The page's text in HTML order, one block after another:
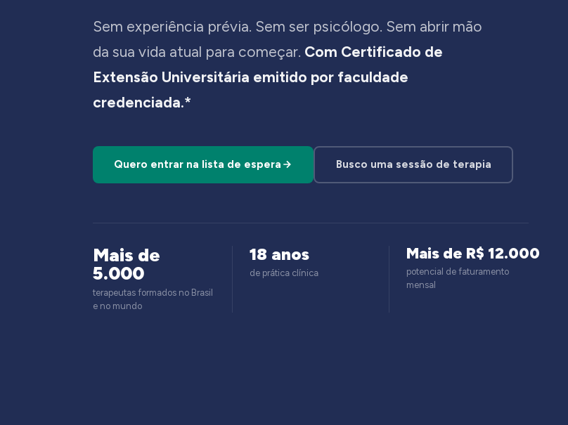
Sem experiência prévia. Sem ser psicólogo. Sem abrir mão
da sua vida atual para começar. Com Certificado de
Extensão Universitária emitido por faculdade
credenciada.*
Quero entrar na lista de espera Busco uma sessão de terapia
Mais de
5.000
terapeutas formados no Brasil
e no mundo
18 anos
de prática clínica
Mais de R$ 12.000
potencial de faturamento
mensal